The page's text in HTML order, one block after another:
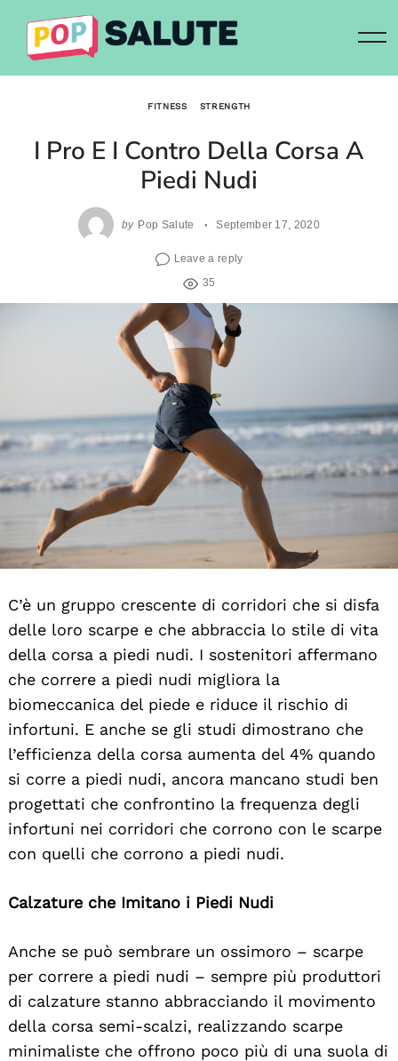
content
FITNESS STRENGTH
I Pro E I Contro Della Corsa A
Piedi Nudi
by Pop Salute September 17, 2020
Leave a reply
35
C’è un gruppo crescente di corridori che si disfa
delle loro scarpe e che abbraccia lo stile di vita
della corsa a piedi nudi. I sostenitori affermano
che correre a piedi nudi migliora la
biomeccanica del piede e riduce il rischio di
infortuni. E anche se gli studi dimostrano che
l’efficienza della corsa aumenta del 4% quando
si corre a piedi nudi, ancora mancano studi ben
progettati che confrontino la frequenza degli
infortuni nei corridori che corrono con le scarpe
con quelli che corrono a piedi nudi.
Calzature che Imitano i Piedi Nudi
Anche se può sembrare un ossimoro – scarpe
per correre a piedi nudi – sempre più produttori
di calzature stanno abbracciando il movimento
della corsa semi-scalzi, realizzando scarpe
minimaliste che offrono poco più di una suola di